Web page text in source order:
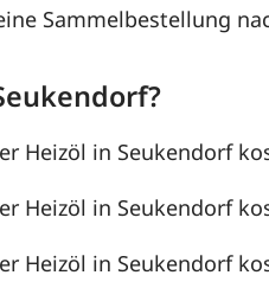
Sammelbestellung
Heizöl in Seukendorf
Heizöl in Seukendorf
Heizöl in Seukendorf